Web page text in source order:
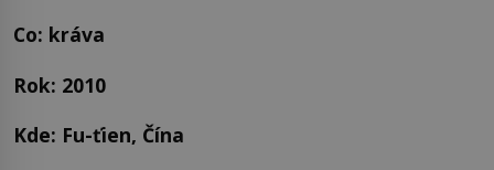
Co: kráva
Rok: 2010
Kde: Fu-ťien, Čína